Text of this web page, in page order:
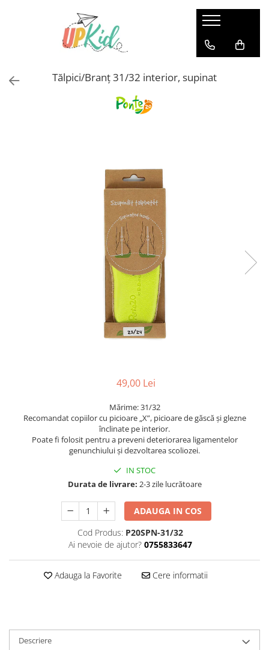
Pentru iarnă
Ghete
Tălpici/Branț 31/32 interior, supinat
49,00 Lei
Mărime: 31/32
Recomandat copiilor cu picioare „X”, picioare de găscă și glezne
înclinate pe interior.
Poate fi folosit pentru a preveni deteriorarea ligamentelor
genunchiului și dezvoltarea scoliozei.
IN STOC
Durata de livrare: 2-3 zile lucrătoare
ADAUGA IN COS
Cod Produs: P20SPN-31/32
Ai nevoie de ajutor? 0755833647
Adauga la Favorite Cere informatii
Descriere